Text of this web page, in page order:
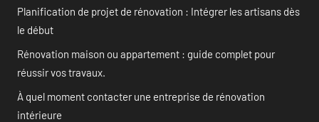
Planification de projet de rénovation : Intégrer les artisans dès
le début
Rénovation maison ou appartement : guide complet pour
réussir vos travaux.
À quel moment contacter une entreprise de rénovation
intérieure